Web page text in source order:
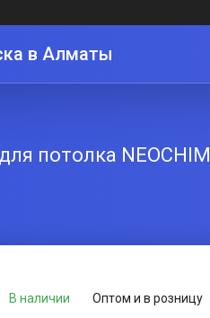
в Алматы
потолка NEOCHIM
В наличии Оптом и в розницу